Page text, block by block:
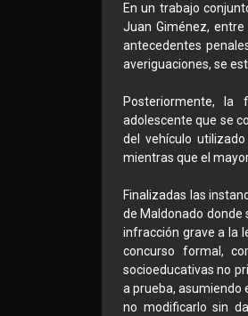
En un trabajo
Juan Giménez,
antecedentes
averiguaciones, se
Posteriormente, la
adolescente que se
del vehículo
mientras que el
Finalizadas las
de Maldonado donde
infracción grave a la
concurso formal,
socioeducativas no
a prueba, asumiendo
no modificarlo sin